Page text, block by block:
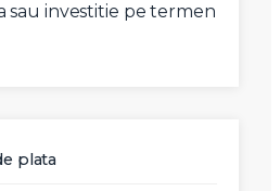
investitie pe termen
plata